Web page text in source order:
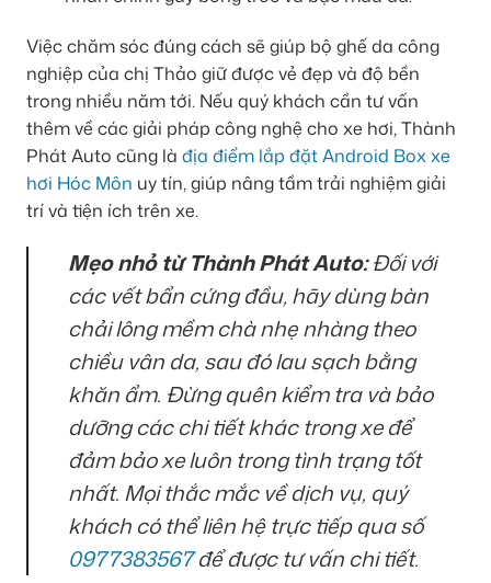
Việc chăm sóc đúng cách sẽ giúp bộ ghế da công
nghiệp của chị Thảo giữ được vẻ đẹp và độ bền
trong nhiều năm tới. Nếu quý khách cần tư vấn
thêm về các giải pháp công nghệ cho xe hơi, Thành
Phát Auto cũng là địa điểm lắp đặt Android Box xe
hơi Hóc Môn uy tín, giúp nâng tầm trải nghiệm giải
trí và tiện ích trên xe.
Mẹo nhỏ từ Thành Phát Auto:Đối với
các vết bẩn cứng đầu, hãy dùng bàn
chải lông mềm chà nhẹ nhàng theo
chiều vân da, sau đó lau sạch bằng
khăn ẩm. Đừng quên kiểm tra và bảo
dưỡng các chi tiết khác trong xe để
đảm bảo xe luôn trong tình trạng tốt
nhất. Mọi thắc mắc về dịch vụ, quý
khách có thể liên hệ trực tiếp qua số
0977383567để được tư vấn chi tiết.